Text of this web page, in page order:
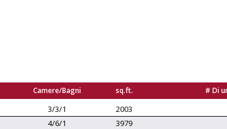
Camere/Bagni sq.ft. # Di
3/3/1 2003
4/6/1 3979